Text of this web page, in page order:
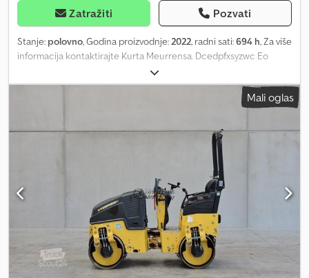
Zatražiti Pozvati
Stanje: polovno, Godina proizvodnje:2022, radni sati:694 h, Za više
informacija kontaktirajte Kurta Meurrensa. Dcedpfxsyzwc Eo
Mali oglas